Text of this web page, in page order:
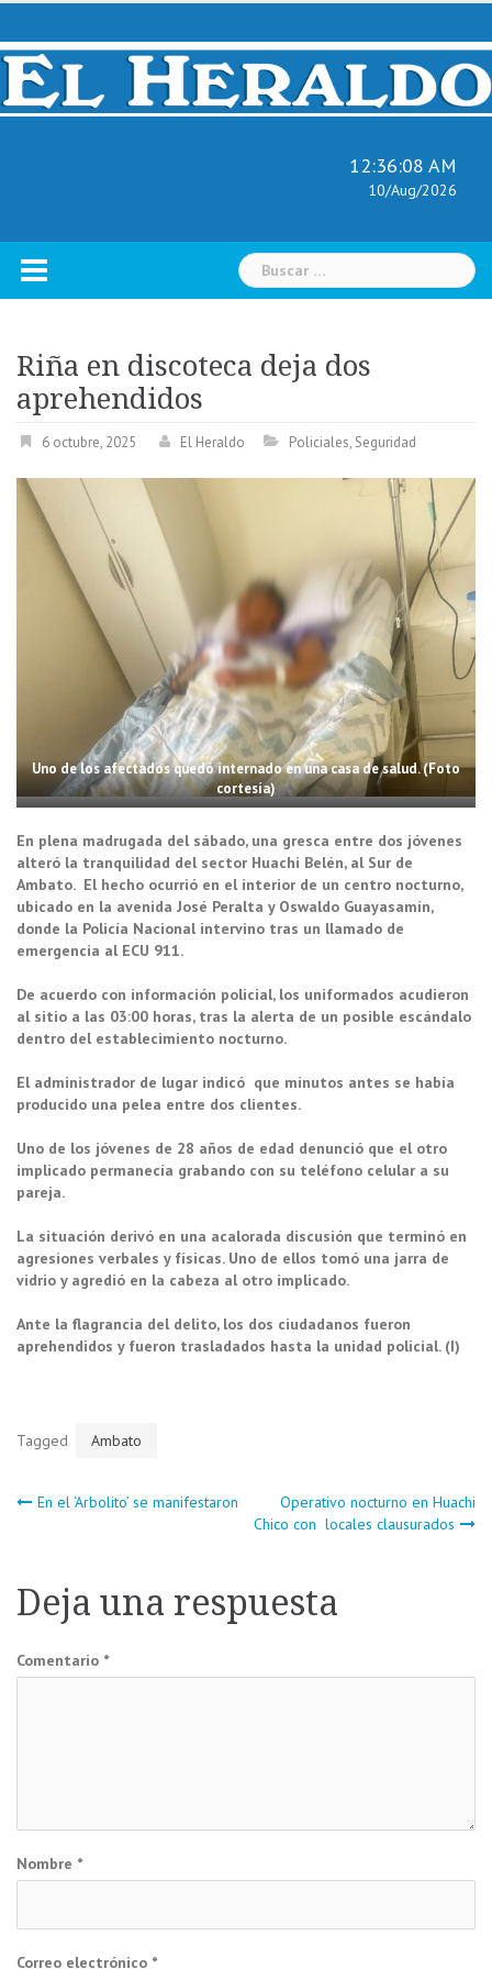
Skip
content
12:36:10 AM
10/Aug/2026
Buscar:
Riña en discoteca deja dos
aprehendidos
6 octubre, 2025 El Heraldo Policiales, Seguridad
Uno de los afectados quedó internado en una casa de salud. (Foto
cortesía)
En plena madrugada del sábado, una gresca entre dos jóvenes
alteró la tranquilidad del sector Huachi Belén, al Sur de
Ambato. El hecho ocurrió en el interior de un centro nocturno,
ubicado en la avenida José Peralta y Oswaldo Guayasamín,
donde la Policía Nacional intervino tras un llamado de
emergencia al ECU 911.
De acuerdo con información policial, los uniformados acudieron
al sitio a las 03:00 horas, tras la alerta de un posible escándalo
dentro del establecimiento nocturno.
El administrador de lugar indicó que minutos antes se había
producido una pelea entre dos clientes.
Uno de los jóvenes de 28 años de edad denunció que el otro
implicado permanecía grabando con su teléfono celular a su
pareja.
La situación derivó en una acalorada discusión que terminó en
agresiones verbales y físicas. Uno de ellos tomó una jarra de
vidrio y agredió en la cabeza al otro implicado.
Ante la flagrancia del delito, los dos ciudadanos fueron
aprehendidos y fueron trasladados hasta la unidad policial. (I)
Tagged Ambato
Navegación
entradas
En el ‘Arbolito’ se manifestaron
Operativo nocturno en Huachi
Chico con locales clausurados
Deja una respuesta
Comentario *
Nombre *
Correo electrónico *